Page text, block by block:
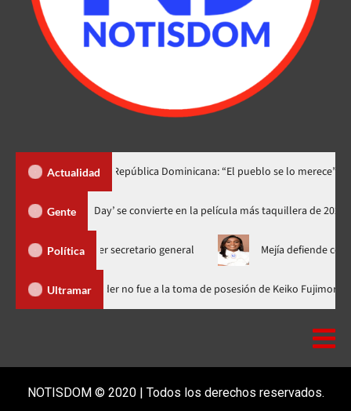
Actualidad
dedica a República Dominicana: “El pueblo se lo merece”
Gente
‘Spider-Man: Brand New Day’ se convierte en la película más
Política
escoger secretario general Mejía defiende consenso
Ultramar Luis Abinader no fue a la toma de posesión de
NOTISDOM © 2020 | Todos los derechos reservados.